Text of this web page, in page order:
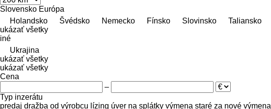
Slovensko Európa
Holandsko
Švédsko Nemecko Fínsko Slovinsko Taliansko
ukázať všetky
iné
Ukrajina
ukázať všetky
ukázať všetky
Cena
–
Typ inzerátu
predaj dražba od výrobcu lízing úver na splátky výmena staré za nové výmena